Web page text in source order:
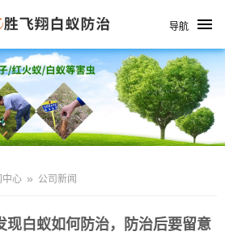
导航
中心 » 公司新闻
现白蚁如何防治，防治后要留意